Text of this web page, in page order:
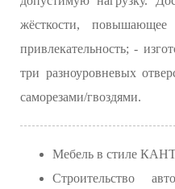
жёсткости, повышающее
привлекательность; -
три разноуровневых
саморезами/гвоздями.
Мебель в стиле
Строительство